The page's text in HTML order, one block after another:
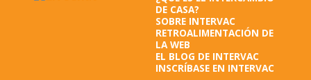
DE CASA?
SOBRE INTERVAC
RETROALIMENTACIÓN DE
LA WEB
EL BLOG DE INTERVAC
INSCRÍBASE EN INTERVAC